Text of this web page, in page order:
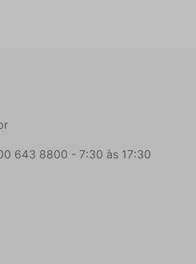
643 8800 - 7:30 às 17:30